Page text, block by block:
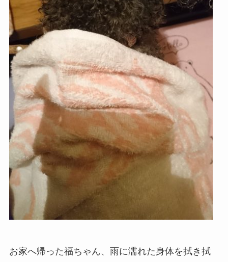
お家へ帰った福ちゃん、雨に濡れた身体を拭き拭